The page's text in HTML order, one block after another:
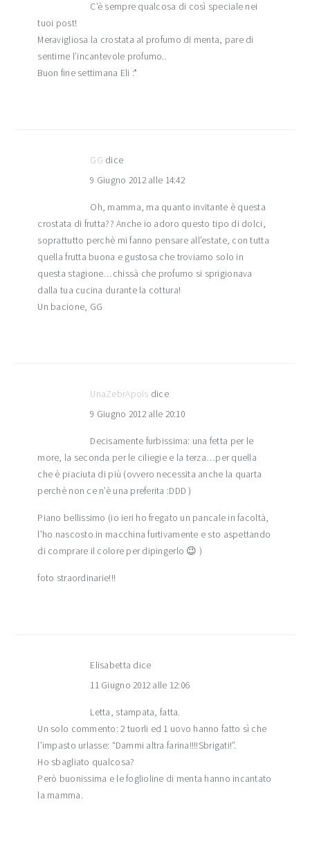
C’è sempre qualcosa di così speciale nei
tuoi post!
Meravigliosa la crostata al profumo di menta, pare di
sentirne l’incantevole profumo..
Buon fine settimana Eli :*
GG dice
9 Giugno 2012 alle 14:42
Oh, mamma, ma quanto invitante è questa
crostata di frutta?? Anche io adoro questo tipo di dolci,
soprattutto perchè mi fanno pensare all’estate, con tutta
quella frutta buona e gustosa che troviamo solo in
questa stagione…chissà che profumo si sprigionava
dalla tua cucina durante la cottura!
Un bacione, GG
UnaZebrApois dice
9 Giugno 2012 alle 20:10
Decisamente furbissima: una fetta per le
more, la seconda per le ciliegie e la terza…per quella
che è piaciuta di più (ovvero necessita anche la quarta
perchè non ce n’è una preferita :DDD )
Piano bellissimo (io ieri ho fregato un pancale in facoltà,
l’ho nascosto in macchina furtivamente e sto aspettando
di comprare il colore per dipingerlo 😉 )
foto straordinarie!!!
Elisabetta dice
11 Giugno 2012 alle 12:06
Letta, stampata, fatta.
Un solo commento: 2 tuorli ed 1 uovo hanno fatto sì che
l’impasto urlasse: “Dammi altra farina!!!!Sbrigati!”.
Ho sbagliato qualcosa?
Però buonissima e le foglioline di menta hanno incantato
la mamma.